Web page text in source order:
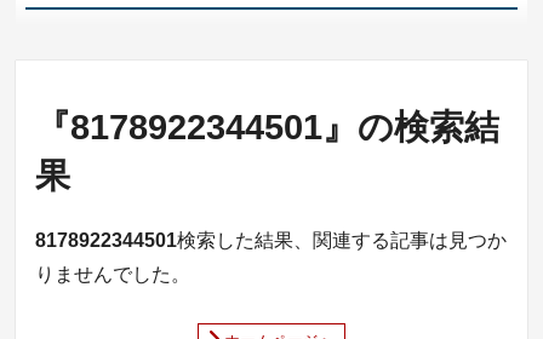
『8178922344501』の検索結
果
8178922344501検索した結果、関連する記事は見つか
りませんでした。